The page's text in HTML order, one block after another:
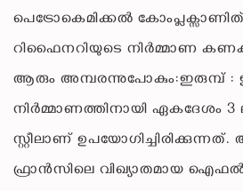
പെട്രോകെമിക്കൽ
റിഫൈനറിയുടെ നിർമ്മാണ
ആരും അമ്പരന്നുപോകും:ഇരുമ്പ് :
നിർമ്മാണത്തിനായി ഏകദേശം 3
സ്റ്റീലാണ്
ഫ്രാൻസിലെ വിഖ്യാതമായ ഐഫൽ